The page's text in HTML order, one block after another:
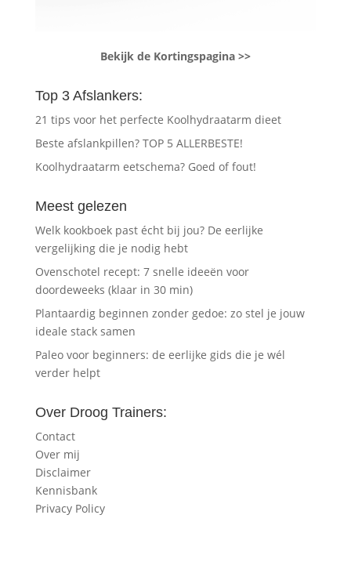
Bekijk de Kortingspagina >>
Top 3 Afslankers:
21 tips voor het perfecte Koolhydraatarm dieet
Beste afslankpillen? TOP 5 ALLERBESTE!
Koolhydraatarm eetschema? Goed of fout!
Meest gelezen
Welk kookboek past écht bij jou? De eerlijke
vergelijking die je nodig hebt
Ovenschotel recept: 7 snelle ideeën voor
doordeweeks (klaar in 30 min)
Plantaardig beginnen zonder gedoe: zo stel je jouw
ideale stack samen
Paleo voor beginners: de eerlijke gids die je wél
verder helpt
Over Droog Trainers:
Contact
Over mij
Disclaimer
Kennisbank
Privacy Policy